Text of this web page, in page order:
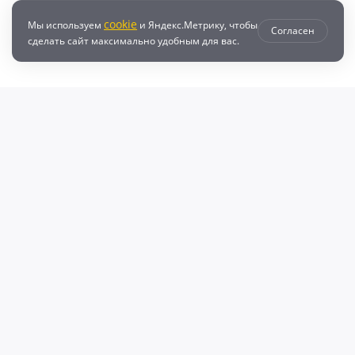
Мы используем cookie и Яндекс.Метрику, чтобы
сделать сайт максимально удобным для вас.
Согласен